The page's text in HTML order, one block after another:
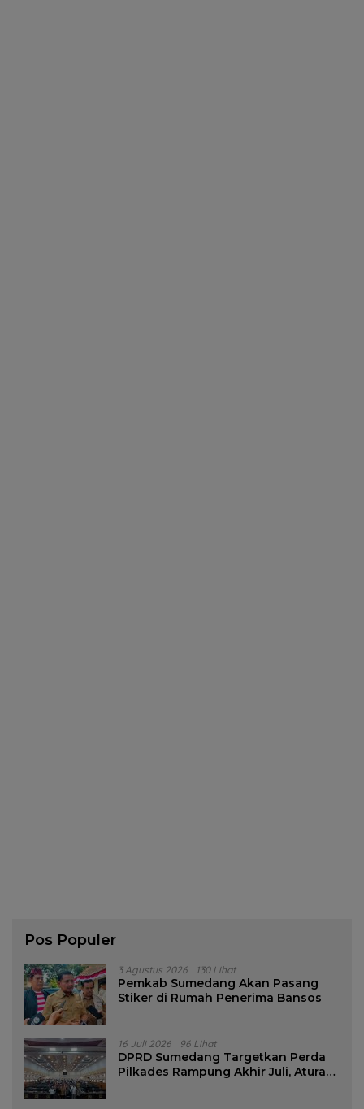
Pos Populer
3 Agustus 2026 130 Lihat
Pemkab Sumedang Akan Pasang
Stiker di Rumah Penerima Bansos
16 Juli 2026 96 Lihat
DPRD Sumedang Targetkan Perda
Pilkades Rampung Akhir Juli, Aturan